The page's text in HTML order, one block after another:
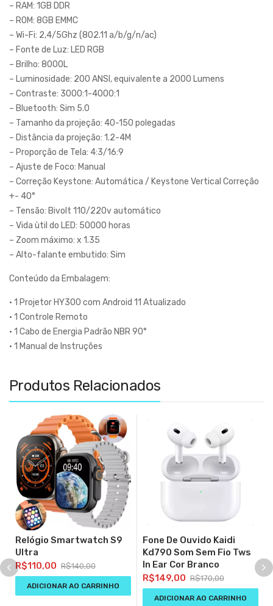
– RAM: 1GB DDR
– ROM: 8GB EMMC
– Wi-Fi: 2,4/5Ghz (802.11 a/b/g/n/ac)
– Fonte de Luz: LED RGB
– Brilho: 8000L
– Luminosidade: 200 ANSI, equivalente a 2000 Lumens
– Contraste: 3000:1-4000:1
– Bluetooth: Sim 5.0
– Tamanho da projeção: 40-150 polegadas
– Distância da projeção: 1.2-4M
– Proporção de Tela: 4:3/16:9
– Ajuste de Foco: Manual
– Correção Keystone: Automática / Keystone Vertical Correção
+- 40°
– Tensão: Bivolt 110/220v automático
– Vida ùtil do LED: 50000 horas
– Zoom máximo: x 1.35
– Alto-falante embutido: Sim
Conteúdo da Embalagem:
• 1 Projetor HY300 com Android 11 Atualizado
• 1 Controle Remoto
• 1 Cabo de Energia Padrão NBR 90°
• 1 Manual de Instruções
Produtos Relacionados
Relógio Smartwatch S9
Ultra
R$140,00
R$110,00
ADICIONAR AO CARRINHO
Fone De Ouvido Kaidi
Kd790 Som Sem Fio Tws
In Ear Cor Branco
R$170,00
R$149,00
ADICIONAR AO CARRINHO